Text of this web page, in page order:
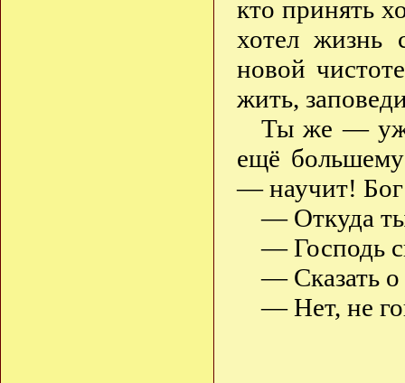
кто принять
хотел
новой
жить,
Ты же —
ещё
— научит!
— Откуда
— Господь
— Сказать о
— Нет, не